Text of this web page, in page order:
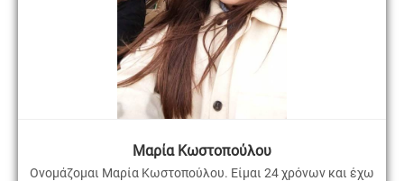
Μαρία Κωστοπούλου
Ονομάζομαι Μαρία Κωστοπούλου. Είμαι 24 χρόνων και έχω